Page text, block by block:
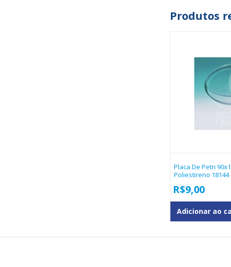
Produtos
Placa De Petri
Poliestireno 18144
R$9,00
Adicionar ao